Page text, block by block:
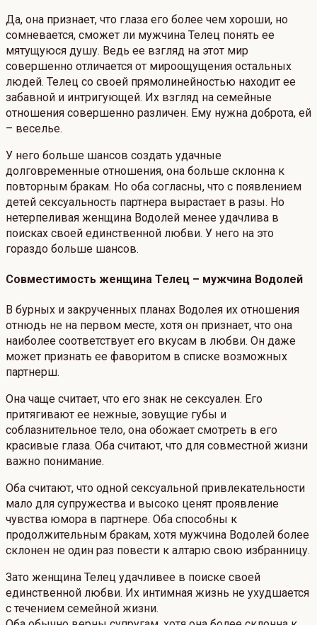
Да, она признает, что глаза его более чем хороши, но
сомневается, сможет ли мужчина Телец понять ее
мятущуюся душу. Ведь ее взгляд на этот мир
совершенно отличается от мироощущения остальных
людей. Телец со своей прямолинейностью находит ее
забавной и интригующей. Их взгляд на семейные
отношения совершенно различен. Ему нужна доброта, ей
– веселье.
У него больше шансов создать удачные
долговременные отношения, она больше склонна к
повторным бракам. Но оба согласны, что с появлением
детей сексуальность партнера вырастает в разы. Но
нетерпеливая женщина Водолей менее удачлива в
поисках своей единственной любви. У него на это
гораздо больше шансов.
Совместимость женщина Телец – мужчина Водолей
В бурных и закрученных планах Водолея их отношения
отнюдь не на первом месте, хотя он признает, что она
наиболее соответствует его вкусам в любви. Он даже
может признать ее фаворитом в списке возможных
партнерш.
Она чаще считает, что его знак не сексуален. Его
притягивают ее нежные, зовущие губы и
соблазнительное тело, она обожает смотреть в его
красивые глаза. Оба считают, что для совместной жизни
важно понимание.
Оба считают, что одной сексуальной привлекательности
мало для супружества и высоко ценят проявление
чувства юмора в партнере. Оба способны к
продолжительным бракам, хотя мужчина Водолей более
склонен не один раз повести к алтарю свою избранницу.
Зато женщина Телец удачливее в поиске своей
единственной любви. Их интимная жизнь не ухудшается
с течением семейной жизни.